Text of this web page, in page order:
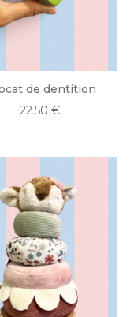
de dentition
22.50€